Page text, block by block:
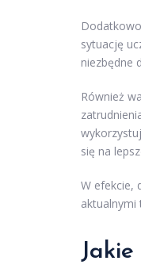
sytuację
niezbędne
Również
się na
W efekcie,
aktualnymi